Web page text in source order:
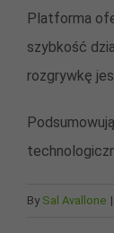
Platforma
szybkość
rozgrywkę
By Sal Avallone |